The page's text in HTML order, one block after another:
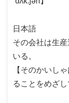
日本語
その会社は生
いる。
【そのかいし
ることをめざし